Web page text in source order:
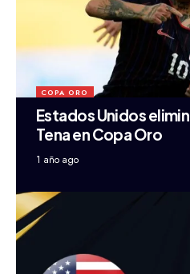
COPA ORO
Estados Unidos
Tena en Copa Oro
1 año ago